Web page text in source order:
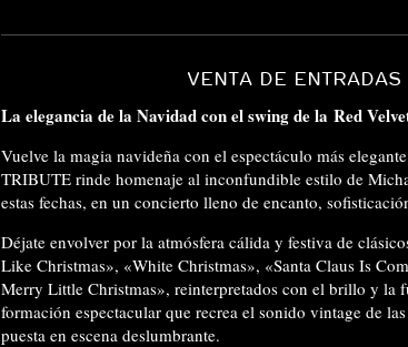
VENTA DE ENTRADAS
La elegancia de la Navidad con el swing de la Red
Vuelve la magia navideña con el espectáculo más
TRIBUTE rinde homenaje al inconfundible estilo de
estas fechas, en un concierto lleno de encanto,
Déjate envolver por la atmósfera cálida y festiva de
Like Christmas», «White Christmas», «Santa Claus Is
Merry Little Christmas», reinterpretados con el brillo y la
formación espectacular que recrea el sonido vintage de
puesta en escena deslumbrante.